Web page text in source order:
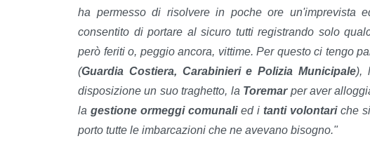
ha permesso di risolvere in poche ore un'imprevista
consentito di portare al sicuro tutti registrando solo
però feriti o, peggio ancora, vittime. Per questo ci tengo
(Guardia Costiera, Carabinieri e Polizia Municipale),
disposizione un suo traghetto, la Toremarper aver
la gestione ormeggi comunalied i tanti volontariche si
porto tutte le imbarcazioni che ne avevano bisogno."